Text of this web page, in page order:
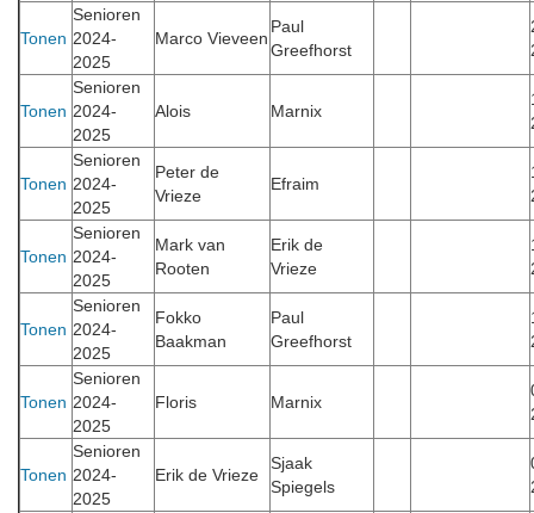
Tonen
Senioren
2024-
2025
Marco Vieveen
Paul
Greefhorst
Tonen
Senioren
2024-
2025
Alois Marnix
Tonen
Senioren
2024-
2025
Peter de
Vrieze
Efraim
Tonen
Senioren
2024-
2025
Mark van
Rooten
Erik de
Vrieze
Tonen
Senioren
2024-
2025
Fokko
Baakman
Paul
Greefhorst
Tonen
Senioren
2024-
2025
Floris Marnix
Tonen
Senioren
2024-
2025
Erik de Vrieze
Sjaak
Spiegels